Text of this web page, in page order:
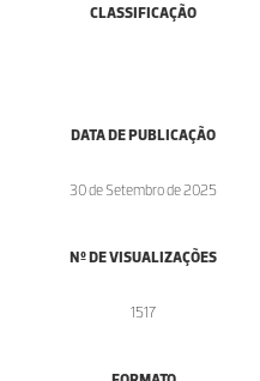
CLASSIFICAÇÃO
DATA DE PUBLICAÇÃO
30 de Setembro de 2025
Nº DE VISUALIZAÇÕES
1517